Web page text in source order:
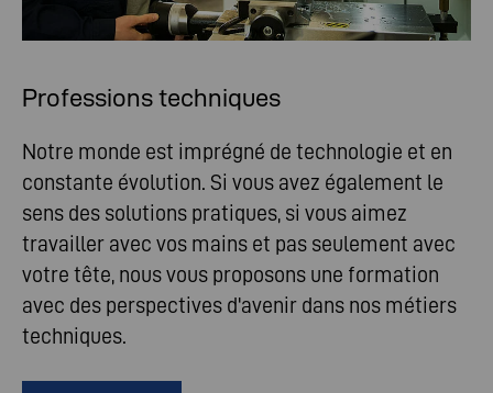
Professions techniques
Notre monde est imprégné de technologie et en
constante évolution. Si vous avez également le
sens des solutions pratiques, si vous aimez
travailler avec vos mains et pas seulement avec
votre tête, nous vous proposons une formation
avec des perspectives d'avenir dans nos métiers
techniques.